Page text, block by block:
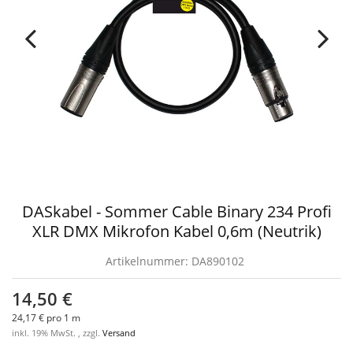
DASkabel - Sommer Cable Binary 234 Profi
XLR DMX Mikrofon Kabel 0,6m (Neutrik)
Artikelnummer: DA890102
14,50 €
24,17 € pro 1 m
inkl. 19% MwSt. , zzgl. Versand